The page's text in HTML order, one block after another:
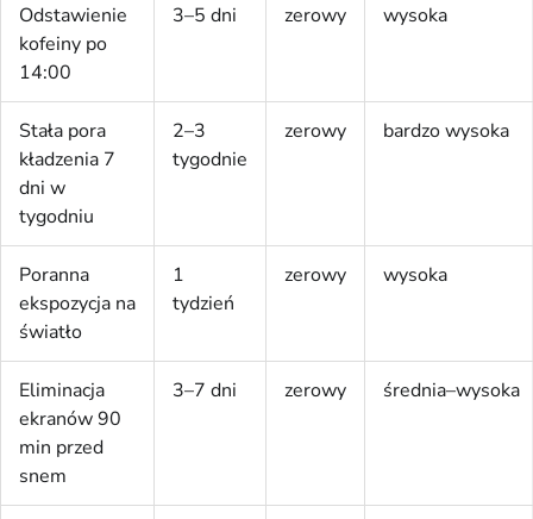
Odstawienie
kofeiny po
14:00
3–5 dni zerowy wysoka
Stała pora
kładzenia 7
dni w
tygodniu
2–3
tygodnie
zerowy bardzo wysoka
Poranna
ekspozycja na
światło
1
tydzień
zerowy wysoka
Eliminacja
ekranów 90
min przed
snem
3–7 dni zerowy średnia–wysoka